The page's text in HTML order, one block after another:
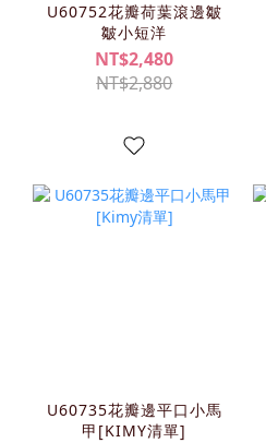
U60752花瓣荷葉滾邊皺
皺小短洋
NT$2,480
NT$2,880
U60735花瓣邊平口小馬
甲[KIMY清單]